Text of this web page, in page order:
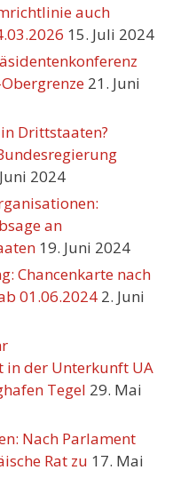
auch
15. Juli 2024
21. Juni
Drittstaaten?
2024
an
19. Juni 2024
Chancenkarte nach
01.06.2024 2. Juni
der Unterkunft UA
Tegel 29. Mai
Nach Parlament
Rat zu 17. Mai